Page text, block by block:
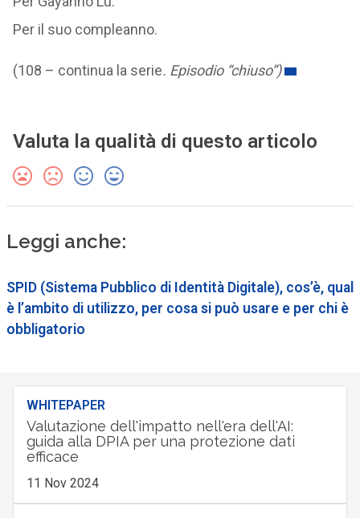
Per il suo compleanno.
(108 – continua la serie. Episodio “chiuso”)
Valuta la qualità di questo articolo
Leggi anche:
SPID (Sistema Pubblico di Identità Digitale), cos’è, qual
è l’ambito di utilizzo, per cosa si può usare e per chi è
obbligatorio
WHITEPAPER
Valutazione dell'impatto nell'era dell'AI:
guida alla DPIA per una protezione dati
efficace
11 Nov 2024